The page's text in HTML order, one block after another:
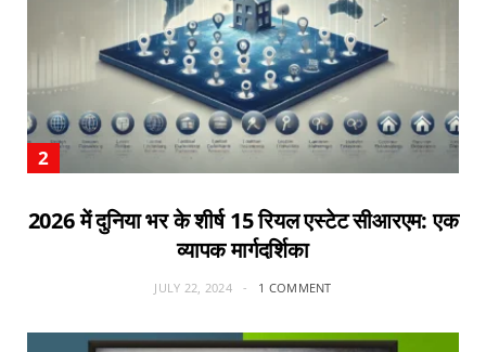
2026 में दुनिया भर के शीर्ष 15 रियल एस्टेट सीआरएम: एक
व्यापक मार्गदर्शिका
JULY 22, 2024 1 COMMENT